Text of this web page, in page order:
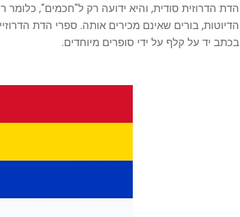
הדת הדרוזית סודית, והיא ידועה רק ל"חכמים",
הדיוטות, בורים שאינם מכירים אותה. ספרי הדת
בכתב יד על קלף על ידי סופרים מיוחדים.